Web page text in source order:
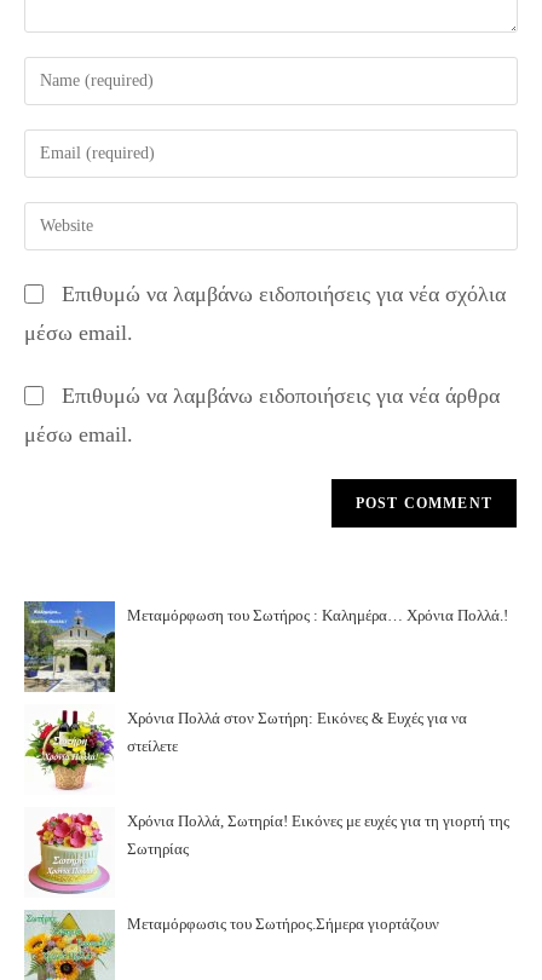
Enter
your
name
comment
Enter
your
email
address
comment
Enter
your
URL
(optional)
Επιθυμώ να λαμβάνω ειδοποιήσεις για νέα σχόλια
μέσω email.
Επιθυμώ να λαμβάνω ειδοποιήσεις για νέα άρθρα
μέσω email.
Μεταμόρφωση του Σωτήρος : Καλημέρα… Χρόνια Πολλά.!
Χρόνια Πολλά στον Σωτήρη: Εικόνες & Ευχές για να
στείλετε
Χρόνια Πολλά, Σωτηρία! Εικόνες με ευχές για τη γιορτή της
Σωτηρίας
Μεταμόρφωσις του Σωτήρος.Σήμερα γιορτάζουν